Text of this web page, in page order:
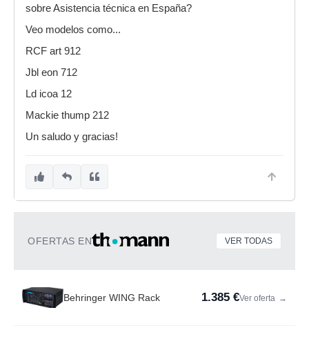
sobre Asistencia técnica en España?
Veo modelos como...
RCF art 912
Jbl eon 712
Ld icoa 12
Mackie thump 212
Un saludo y gracias!
OFERTAS EN VER TODAS
Behringer WING Rack 1.385 €Ver oferta →